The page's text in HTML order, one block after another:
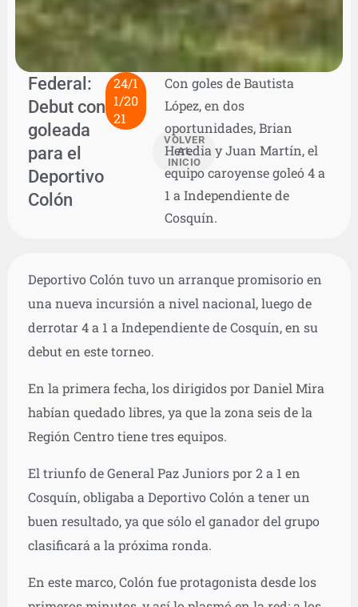
Federal:
Debut con
goleada
para el
Deportivo
Colón
24/1
1/20
21
VOLVER
AL
INICIO
Con goles de Bautista
López, en dos
oportunidades, Brian
Heredia y Juan Martín, el
equipo caroyense goleó 4 a
1 a Independiente de
Cosquín.
Deportivo Colón tuvo un arranque promisorio en
una nueva incursión a nivel nacional, luego de
derrotar 4 a 1 a Independiente de Cosquín, en su
debut en este torneo.
En la primera fecha, los dirigidos por Daniel Mira
habían quedado libres, ya que la zona seis de la
Región Centro tiene tres equipos.
El triunfo de General Paz Juniors por 2 a 1 en
Cosquín, obligaba a Deportivo Colón a tener un
buen resultado, ya que sólo el ganador del grupo
clasificará a la próxima ronda.
En este marco, Colón fue protagonista desde los